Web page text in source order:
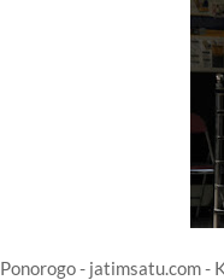
Ponorogo - jatimsatu.com -